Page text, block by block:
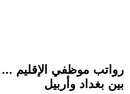
رواتب موظفي الإقليم
بين بغداد وأربيل